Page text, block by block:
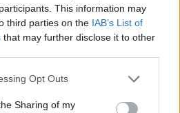
This information may
third parties on the IAB’s List of
that may further disclose it to other
app uses one or more Google
behaviour. You may click to
Opt Outs
Sharing of my